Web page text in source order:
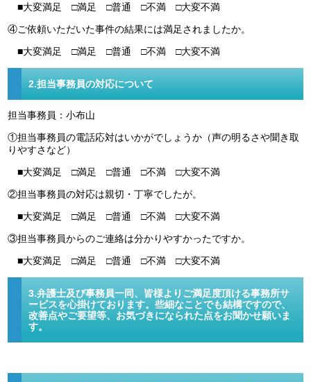
■大変満足 □満足 □普通 □不満 □大変不満
④ご依頼いただいた事件の結果には満足されましたか。
■大変満足 □満足 □普通 □不満 □大変不満
2.担当事務員の対応について
担当事務員：小布山
①担当事務員の電話応対はいかがでしょうか（声の明るさや聞き取
りやすさなど）
■大変満足 □満足 □普通 □不満 □大変不満
②担当事務員の対応は親切・丁寧でしたが。
■大変満足 □満足 □普通 □不満 □大変不満
③担当事務員からのご連絡は分かりやすかったですか。
■大変満足 □満足 □普通 □不満 □大変不満
3.弁護士及び事務員一同、皆様よりご満足度頂ける事務所サ
ービスを心掛けております。些細なことでも結構ですので、
改善点やご要望等、お気づきになられた点をお聞かせ願いま
す。